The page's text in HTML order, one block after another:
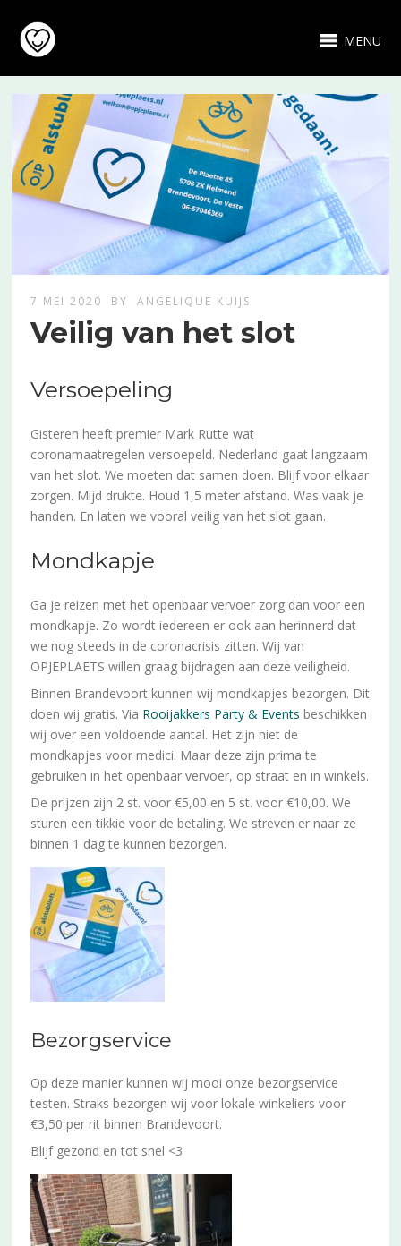
MENU
7 MEI 2020 BY ANGELIQUE KUIJS
Veilig van het slot
Versoepeling
Gisteren heeft premier Mark Rutte wat
coronamaatregelen versoepeld. Nederland gaat langzaam
van het slot. We moeten dat samen doen. Blijf voor elkaar
zorgen. Mijd drukte. Houd 1,5 meter afstand. Was vaak je
handen. En laten we vooral veilig van het slot gaan.
Mondkapje
Ga je reizen met het openbaar vervoer zorg dan voor een
mondkapje. Zo wordt iedereen er ook aan herinnerd dat
we nog steeds in de coronacrisis zitten. Wij van
OPJEPLAETS willen graag bijdragen aan deze veiligheid.
Binnen Brandevoort kunnen wij mondkapjes bezorgen. Dit
doen wij gratis. Via Rooijakkers Party & Events beschikken
wij over een voldoende aantal. Het zijn niet de
mondkapjes voor medici. Maar deze zijn prima te
gebruiken in het openbaar vervoer, op straat en in winkels.
De prijzen zijn 2 st. voor €5,00 en 5 st. voor €10,00. We
sturen een tikkie voor de betaling. We streven er naar ze
binnen 1 dag te kunnen bezorgen.
Bezorgservice
Op deze manier kunnen wij mooi onze bezorgservice
testen. Straks bezorgen wij voor lokale winkeliers voor
€3,50 per rit binnen Brandevoort.
Blijf gezond en tot snel <3